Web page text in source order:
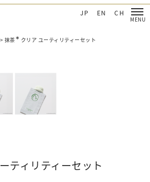
小町化粧品‐日本を肌で感じてほしい
JP EN CH
> 抹茶∗ クリア ユーティリティーセット
ティリティーセット